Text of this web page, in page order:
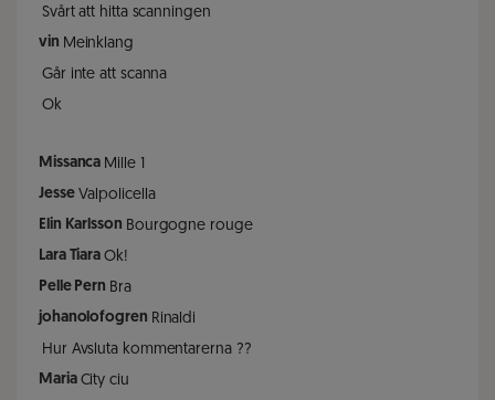
Svårt att hitta scanningen
vin Meinklang
Går inte att scanna
Ok
Missanca Mille 1
Jesse Valpolicella
Elin Karlsson Bourgogne rouge
Lara Tiara Ok!
Pelle Pern Bra
johanolofogren Rinaldi
Hur Avsluta kommentarerna ??
Maria City ciu